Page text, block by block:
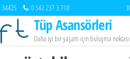
34425 0 542 237 3 710
Tüp Asansörleri
Daha iyi bir yaşam için buluşma